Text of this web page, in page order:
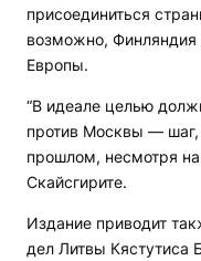
присоединиться
возможно, Финляндия
Европы.
“В идеале целью
против Москвы —
прошлом, несмотря на
Скайсгирите.
Издание приводит
дел Литвы Кястутиса